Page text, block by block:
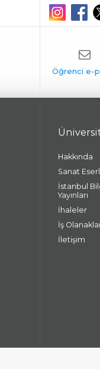
Hakkında
Sanat
İstanbul
Yayınları
İhaleler
İş
İletişim